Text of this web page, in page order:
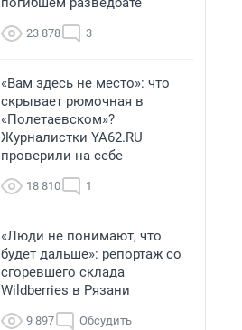
23 878 3
«Вам здесь не место»: что
скрывает рюмочная в
«Полетаевском»?
Журналистки YA62.RU
проверили на себе
18 810 1
«Люди не понимают, что
будет дальше»: репортаж со
сгоревшего склада
Wildberries в Рязани
9 897 Обсудить